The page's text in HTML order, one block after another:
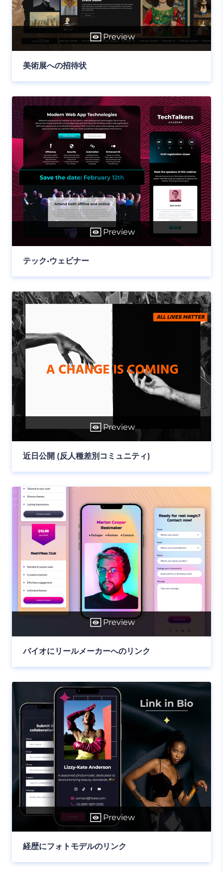
Preview
美術展への招待状
Preview
テック•ウェビナー
Preview
近日公開 (反人種差別コミュニティ)
Preview
バイオにリールメーカーへのリンク
Preview
経歴にフォトモデルのリンク